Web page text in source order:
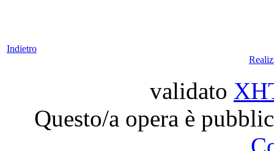
Indietro
validato
Questo/a opera è